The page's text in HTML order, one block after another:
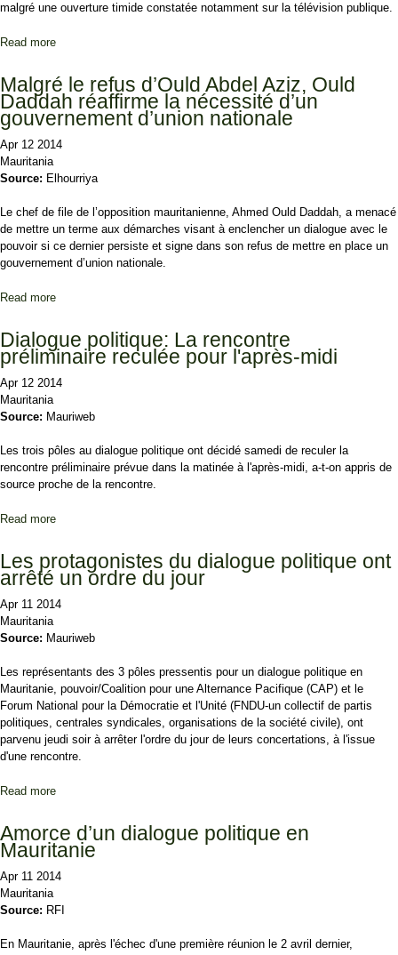
malgré une ouverture timide constatée notamment sur la télévision publique.
Read more
Malgré le refus d’Ould Abdel Aziz, Ould
Daddah réaffirme la nécessité d’un
gouvernement d’union nationale
Apr 12 2014
Mauritania
Source: Elhourriya
Le chef de file de l’opposition mauritanienne, Ahmed Ould Daddah, a menacé
de mettre un terme aux démarches visant à enclencher un dialogue avec le
pouvoir si ce dernier persiste et signe dans son refus de mettre en place un
gouvernement d’union nationale.
Read more
Dialogue politique: La rencontre
préliminaire reculée pour l'après-midi
Apr 12 2014
Mauritania
Source: Mauriweb
Les trois pôles au dialogue politique ont décidé samedi de reculer la
rencontre préliminaire prévue dans la matinée à l'après-midi, a-t-on appris de
source proche de la rencontre.
Read more
Les protagonistes du dialogue politique ont
arrêté un ordre du jour
Apr 11 2014
Mauritania
Source: Mauriweb
Les représentants des 3 pôles pressentis pour un dialogue politique en
Mauritanie, pouvoir/Coalition pour une Alternance Pacifique (CAP) et le
Forum National pour la Démocratie et l'Unité (FNDU-un collectif de partis
politiques, centrales syndicales, organisations de la société civile), ont
parvenu jeudi soir à arrêter l'ordre du jour de leurs concertations, à l'issue
d'une rencontre.
Read more
Amorce d’un dialogue politique en
Mauritanie
Apr 11 2014
Mauritania
Source: RFI
En Mauritanie, après l'échec d'une première réunion le 2 avril dernier,